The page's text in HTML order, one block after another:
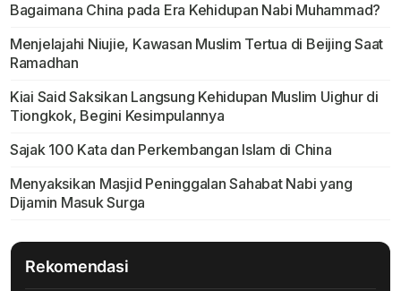
Bagaimana China pada Era Kehidupan Nabi Muhammad?
Menjelajahi Niujie, Kawasan Muslim Tertua di Beijing Saat
Ramadhan
Kiai Said Saksikan Langsung Kehidupan Muslim Uighur di
Tiongkok, Begini Kesimpulannya
Sajak 100 Kata dan Perkembangan Islam di China
Menyaksikan Masjid Peninggalan Sahabat Nabi yang
Dijamin Masuk Surga
Rekomendasi